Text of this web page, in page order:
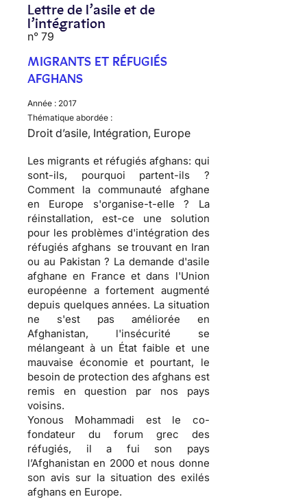
Lettre de l’asile et de
l’intégration
n° 79
MIGRANTS ET RÉFUGIÉS
AFGHANS
Année : 2017
Thématique abordée :
Droit d’asile, Intégration, Europe
Les migrants et réfugiés afghans: qui
sont-ils, pourquoi partent-ils ?
Comment la communauté afghane
en Europe s'organise-t-elle ? La
réinstallation, est-ce une solution
pour les problèmes d'intégration des
réfugiés afghans se trouvant en Iran
ou au Pakistan ? La demande d'asile
afghane en France et dans l'Union
européenne a fortement augmenté
depuis quelques années. La situation
ne s'est pas améliorée en
Afghanistan, l'insécurité se
mélangeant à un État faible et une
mauvaise économie et pourtant, le
besoin de protection des afghans est
remis en question par nos pays
voisins.
Yonous Mohammadi est le co-
fondateur du forum grec des
réfugiés, il a fui son pays
l’Afghanistan en 2000 et nous donne
son avis sur la situation des exilés
afghans en Europe.